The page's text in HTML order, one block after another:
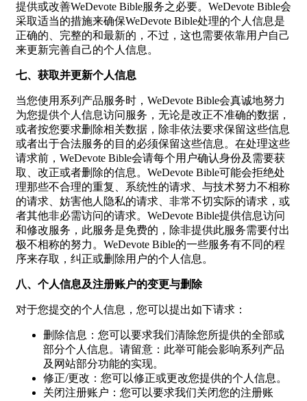
提供或改善WeDevote Bible服务之必要。WeDevote Bible会
采取适当的措施来确保WeDevote Bible处理的个人信息是
正确的、完整的和最新的，不过，这也需要依靠用户自己
来更新完善自己的个人信息。
七、获取并更新个人信息
当您使用系列产品服务时，WeDevote Bible会真诚地努力
为您提供个人信息访问服务，无论是改正不准确的数据，
或者按您要求删除相关数据，除非依法要求保留这些信息
或者出于合法服务的目的必须保留这些信息。在处理这些
请求前，WeDevote Bible会请每个用户确认身份及需要获
取、改正或者删除的信息。WeDevote Bible可能会拒绝处
理那些不合理的重复、系统性的请求、与技术努力不相称
的请求、妨害他人隐私的请求、非常不切实际的请求，或
者其他非必需访问的请求。WeDevote Bible提供信息访问
和修改服务，此服务是免费的，除非提供此服务需要付出
极不相称的努力。WeDevote Bible的一些服务有不同的程
序来存取，纠正或删除用户的个人信息。
八、个人信息及注册账户的变更与删除
对于您提交的个人信息，您可以提出如下请求：
删除信息：您可以要求我们清除您所提供的全部或
部分个人信息。请留意：此举可能会影响系列产品
及网站部分功能的实现。
修正/更改：您可以修正或更改您提供的个人信息。
关闭注册账户：您可以要求我们关闭您的注册账